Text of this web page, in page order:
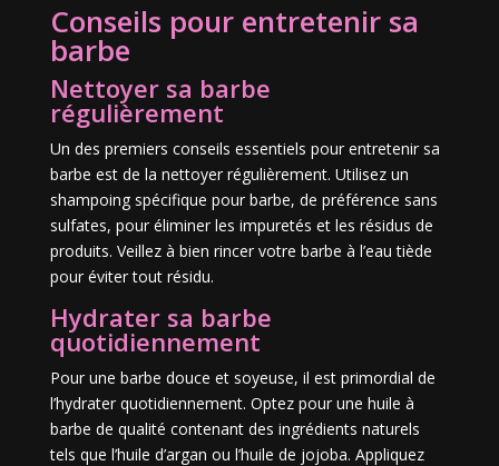
Conseils pour entretenir sa
barbe
Nettoyer sa barbe
régulièrement
Un des premiers conseils essentiels pour entretenir sa
barbe est de la nettoyer régulièrement. Utilisez un
shampoing spécifique pour barbe, de préférence sans
sulfates, pour éliminer les impuretés et les résidus de
produits. Veillez à bien rincer votre barbe à l’eau tiède
pour éviter tout résidu.
Hydrater sa barbe
quotidiennement
Pour une barbe douce et soyeuse, il est primordial de
l’hydrater quotidiennement. Optez pour une huile à
barbe de qualité contenant des ingrédients naturels
tels que l’huile d’argan ou l’huile de jojoba. Appliquez